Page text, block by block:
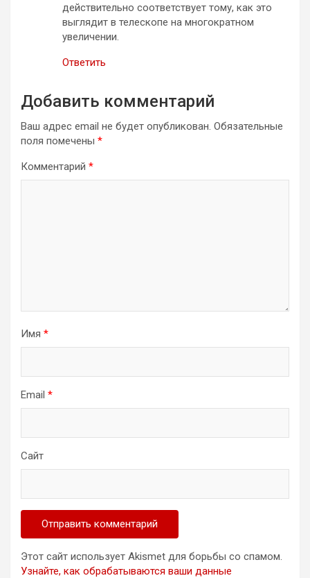
действительно соответствует тому, как это
выглядит в телескопе на многократном
увеличении.
Ответить
Добавить комментарий
Ваш адрес email не будет опубликован. Обязательные
поля помечены *
Комментарий *
Имя *
Email *
Сайт
Этот сайт использует Akismet для борьбы со спамом.
Узнайте, как обрабатываются ваши данные